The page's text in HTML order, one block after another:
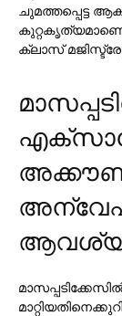
ചുമത്തപ്പെട്ട
ക്ലാസ്